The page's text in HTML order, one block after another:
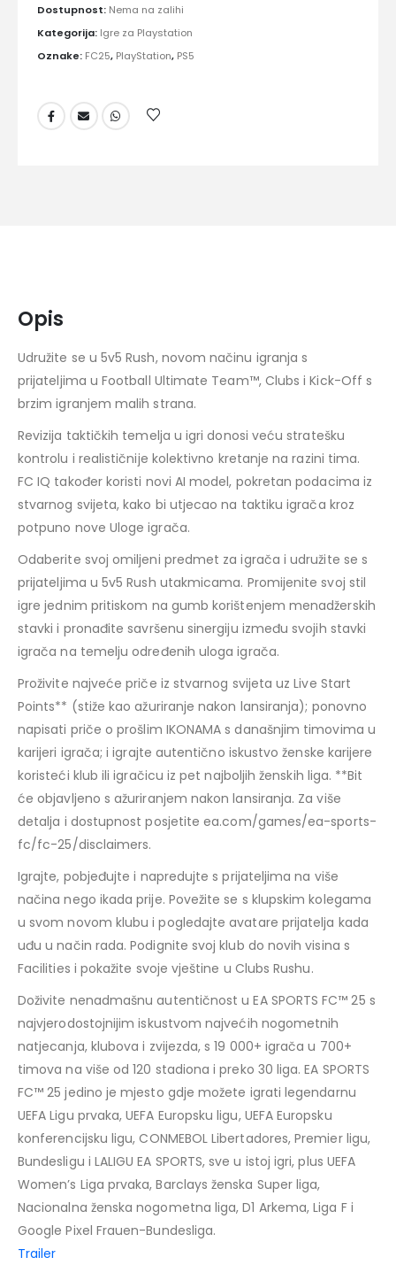
bila
je:
159,00 KM.
Dostupnost: Nema na zalihi
Kategorija: Igre za Playstation
Oznake: FC25, PlayStation, PS5
Opis
Udružite se u 5v5 Rush, novom načinu igranja s
prijateljima u Football Ultimate Team™, Clubs i Kick-Off s
brzim igranjem malih strana.
Revizija taktičkih temelja u igri donosi veću stratešku
kontrolu i realističnije kolektivno kretanje na razini tima.
FC IQ također koristi novi AI model, pokretan podacima iz
stvarnog svijeta, kako bi utjecao na taktiku igrača kroz
potpuno nove Uloge igrača.
Odaberite svoj omiljeni predmet za igrača i udružite se s
prijateljima u 5v5 Rush utakmicama. Promijenite svoj stil
igre jednim pritiskom na gumb korištenjem menadžerskih
stavki i pronađite savršenu sinergiju između svojih stavki
igrača na temelju određenih uloga igrača.
Proživite najveće priče iz stvarnog svijeta uz Live Start
Points** (stiže kao ažuriranje nakon lansiranja); ponovno
napisati priče o prošlim IKONAMA s današnjim timovima u
karijeri igrača; i igrajte autentično iskustvo ženske karijere
koristeći klub ili igračicu iz pet najboljih ženskih liga. **Bit
će objavljeno s ažuriranjem nakon lansiranja. Za više
detalja i dostupnost posjetite ea.com/games/ea-sports-
fc/fc-25/disclaimers.
Igrajte, pobjeđujte i napredujte s prijateljima na više
načina nego ikada prije. Povežite se s klupskim kolegama
u svom novom klubu i pogledajte avatare prijatelja kada
uđu u način rada. Podignite svoj klub do novih visina s
Facilities i pokažite svoje vještine u Clubs Rushu.
Doživite nenadmašnu autentičnost u EA SPORTS FC™ 25 s
najvjerodostojnijim iskustvom najvećih nogometnih
natjecanja, klubova i zvijezda, s 19 000+ igrača u 700+
timova na više od 120 stadiona i preko 30 liga. EA SPORTS
FC™ 25 jedino je mjesto gdje možete igrati legendarnu
UEFA Ligu prvaka, UEFA Europsku ligu, UEFA Europsku
konferencijsku ligu, CONMEBOL Libertadores, Premier ligu,
Bundesligu i LALIGU EA SPORTS, sve u istoj igri, plus UEFA
Women’s Liga prvaka, Barclays ženska Super liga,
Nacionalna ženska nogometna liga, D1 Arkema, Liga F i
Google Pixel Frauen-Bundesliga.
Trailer